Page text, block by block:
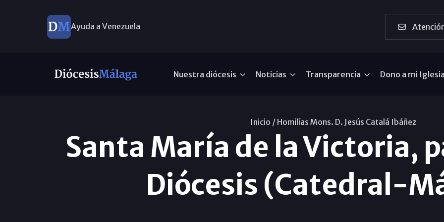
Ayuda a Venezuela
Nuestra diócesis Noticias Transparencia Dono a mi
Inicio / Homilías Mons. D. Jesús Catalá Ibáñez
Santa María de la Victoria,
Diócesis (Catedral-